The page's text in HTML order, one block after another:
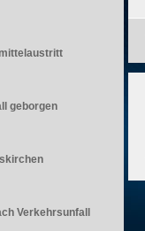
geborgen
Verkehrsunfall